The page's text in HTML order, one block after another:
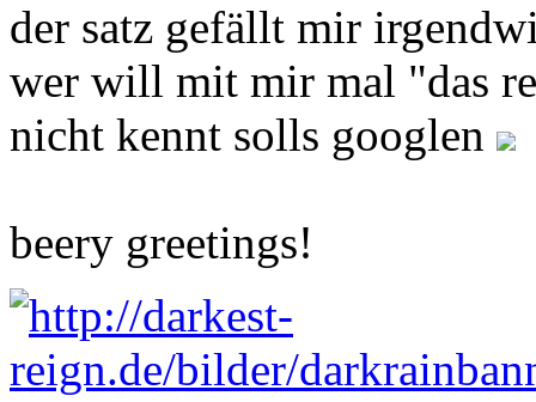
der satz gefällt mir
wer will mit mir mal "das
nicht kennt solls googlen
beery greetings!